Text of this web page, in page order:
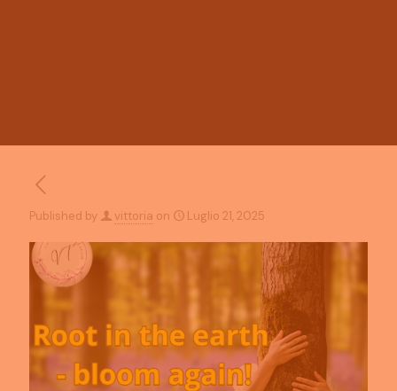
Published by vittoria on Luglio 21, 2025